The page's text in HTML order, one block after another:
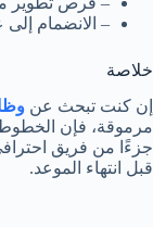
– الانضمام إلى
خلاصة
إن كنت تبحث عن
مرموقة، فإن الخطوط
جزءًا من فريق
قبل انتهاء الموعد.